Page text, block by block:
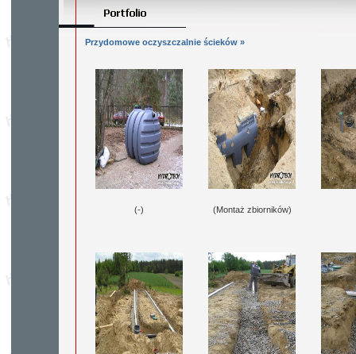
Przydomowe oczyszczalnie ścieków »
(-) (Montaż zbiorników)